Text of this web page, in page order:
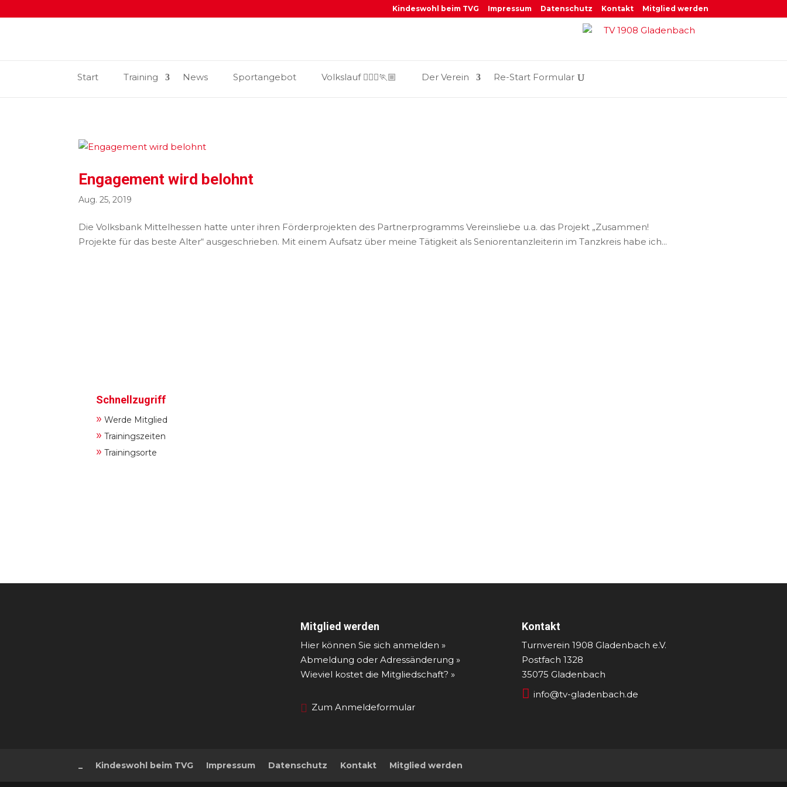
Kindeswohl beim TVG Impressum Datenschutz Kontakt Mitglied werden
Start Training News Sportangebot Volkslauf 🏃🏼‍♀️🏃🏼 Der Verein Re-Start Formular
Engagement wird belohnt
Aug. 25, 2019
Die Volksbank Mittelhessen hatte unter ihren Förderprojekten des Partnerprogramms Vereinsliebe u.a. das Projekt „Zusammen!
Projekte für das beste Alter“ ausgeschrieben. Mit einem Aufsatz über meine Tätigkeit als Seniorentanzleiterin im Tanzkreis habe ich...
Schnellzugriff
» Werde Mitglied
» Trainingszeiten
» Trainingsorte
Mitglied werden
Hier können Sie sich anmelden »
Abmeldung oder Adressänderung »
Wieviel kostet die Mitgliedschaft? »
Zum Anmeldeformular
Kontakt
Turnverein 1908 Gladenbach e.V.
Postfach 1328
35075 Gladenbach
 info@tv-gladenbach.de
_ Kindeswohl beim TVG Impressum Datenschutz Kontakt Mitglied werden